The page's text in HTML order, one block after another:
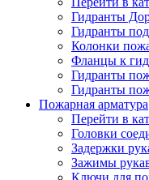
Гидранты
Гидранты
Колонки
Фланцы к
Гидранты
Гидранты
Пожарная арматура
Перейти в
Головки
Задержки
Зажимы
Ключи для